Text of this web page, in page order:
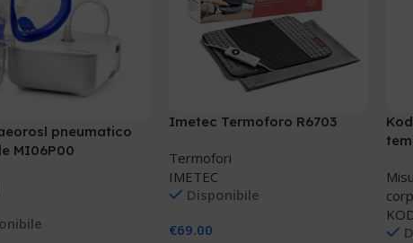
pneumatico
MI06P00
Imetec Termoforo R6703
Termofori
IMETEC
Disponibile
€69.00